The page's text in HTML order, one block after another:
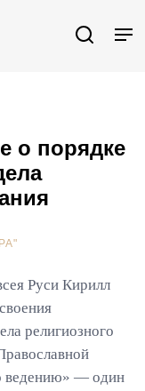
о порядке
Руси Кирилл
религиозного
ведению» — один